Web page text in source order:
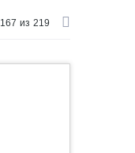
167 из 219